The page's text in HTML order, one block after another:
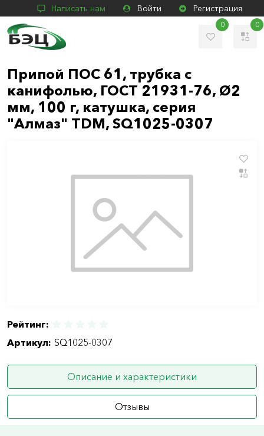
Написать нам Войти Регистрация
0 0
Припой ПОС 61, трубка с
канифолью, ГОСТ 21931-76, Ø2
мм, 100 г, катушка, серия
"Алмаз" TDM, SQ1025-0307
Рейтинг:
Артикул: SQ1025-0307
Описание и характеристики
Отзывы